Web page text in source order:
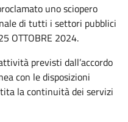
uno sciopero
di tutti i settori pubblici
OTTOBRE 2024.
previsti dall’accordo
con le disposizioni
la continuità dei servizi